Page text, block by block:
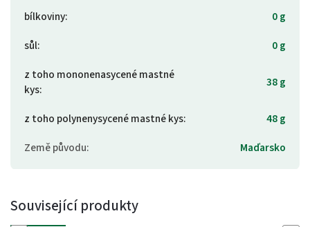
bílkoviny:
0 g
sůl:
0 g
z toho mononenasycené mastné
kys: 38 g
z toho polynenysycené mastné kys:
48 g
Země původu: Maďarsko
Související produkty